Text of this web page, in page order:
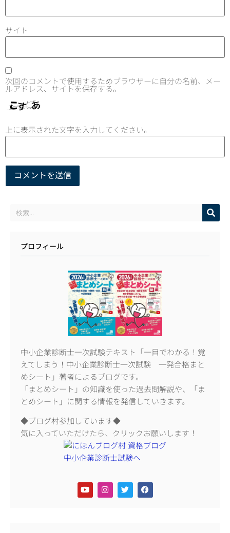
サイト
次回のコメントで使用するためブラウザーに自分の名前、メー
ルアドレス、サイトを保存する。
上に表示された文字を入力してください。
プロフィール
中小企業診断士一次試験テキスト「一目でわかる！覚
えてしまう！中小企業診断士一次試験 一発合格まと
めシート」著者によるブログです。
「まとめシート」の知識を使った過去問解説や、「ま
とめシート」に関する情報を発信していきます。
◆ブログ村参加しています◆
気に入っていただけたら、クリックお願いします！